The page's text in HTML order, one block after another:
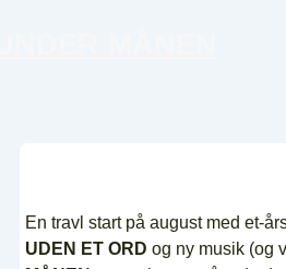
En travl start på august med et-
UDEN ET ORD og ny musik (og